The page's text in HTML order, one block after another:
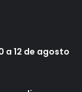
a 12 de agosto